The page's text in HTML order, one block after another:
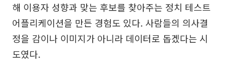
해 이용자 성향과 맞는 후보를 찾아주는 정치 테스트
어플리케이션을 만든 경험도 있다. 사람들의 의사결
정을 감이나 이미지가 아니라 데이터로 돕겠다는 시
도였다.